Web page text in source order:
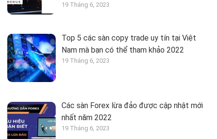
19 Tháng 6, 2023
Top 5 các sàn copy trade uy tín tại Việt
Nam mà bạn có thể tham khảo 2022
19 Tháng 6, 2023
Các sàn Forex lừa đảo được cập nhật mới
nhất năm 2022
19 Tháng 6, 2023